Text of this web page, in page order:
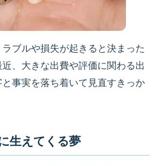
ブルや損失が起きると決まった
、大きな出費や評価に関わる出
事実を落ち着いて見直すきっか
生えてくる夢